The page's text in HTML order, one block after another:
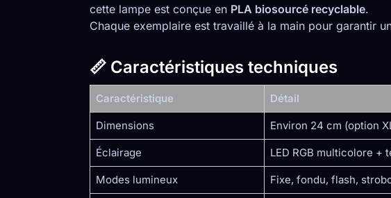
cette lampe est conçue en PLA biosourcé recyclable.
Chaque exemplaire est travaillé à la main pour garantir
📏 Caractéristiques techniques
Caractéristique Détail
Dimensions Environ 24 cm (option
Éclairage LED RGB multicolore +
Modes lumineux Fixe, fondu, flash,